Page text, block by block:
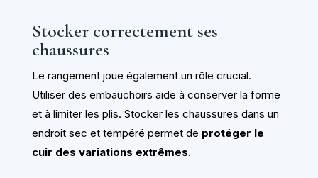
Stocker correctement ses
chaussures
Le rangement joue également un rôle crucial.
Utiliser des embauchoirs aide à conserver la forme
et à limiter les plis. Stocker les chaussures dans un
endroit sec et tempéré permet de protéger le
cuir des variations extrêmes.